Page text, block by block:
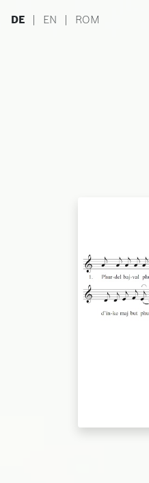
DE | EN | ROM